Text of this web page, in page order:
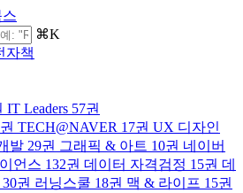
⌘K
자책
IT Leaders 57권
TECH@NAVER 17권 UX 디자인
발 29권 그래픽 & 아트 10권 네이버
언스 132권 데이터 자격검정 15권 데
30권 러닝스쿨 18권 맥 & 라이프 15권